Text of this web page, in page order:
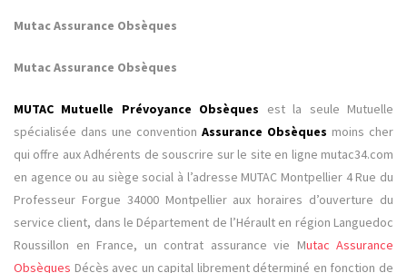
Mutac Assurance Obsèques
Mutac Assurance Obsèques
MUTAC Mutuelle Prévoyance Obsèques est la seule Mutuelle
spécialisée dans une convention Assurance Obsèques moins cher
qui offre aux Adhérents de souscrire sur le site en ligne mutac34.com
en agence ou au siège social à l’adresse MUTAC Montpellier 4 Rue du
Professeur Forgue 34000 Montpellier aux horaires d’ouverture du
service client, dans le Département de l’Hérault en région Languedoc
Roussillon en France, un contrat assurance vie Mutac Assurance
Obsèques Décès avec un capital librement déterminé en fonction de